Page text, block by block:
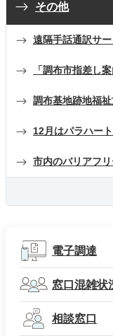
その他
遠隔手話通訳サ
「調布市指差し
調布基地跡地福
12月はパラハー
市内のバリアフ
電子調達
窓口混雑状
相談窓口